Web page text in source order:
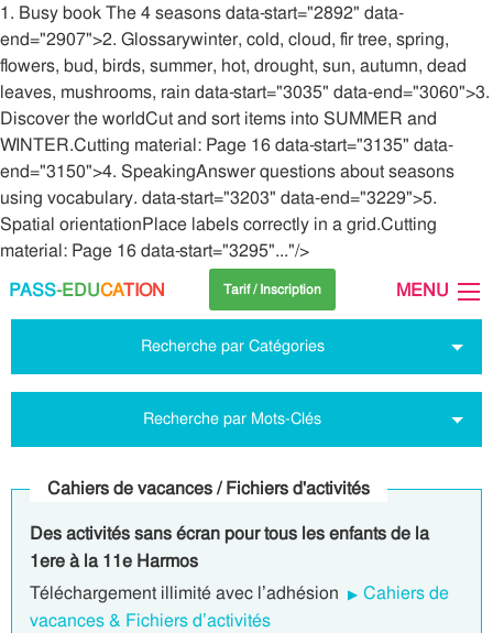
1. Busy book The 4 seasons data-start="2892" data-
end="2907">2. Glossarywinter, cold, cloud, fir tree, spring,
flowers, bud, birds, summer, hot, drought, sun, autumn, dead
leaves, mushrooms, rain data-start="3035" data-end="3060">3.
Discover the worldCut and sort items into SUMMER and
WINTER.Cutting material: Page 16 data-start="3135" data-
end="3150">4. SpeakingAnswer questions about seasons
using vocabulary. data-start="3203" data-end="3229">5.
Spatial orientationPlace labels correctly in a grid.Cutting
material: Page 16 data-start="3295"..."/>
PASS-EDUCATION Tarif / Inscription MENU
Recherche par Catégories
Recherche par Mots-Clés
Cahiers de vacances / Fichiers d'activités
Des activités sans écran pour tous les enfants de la
1ere à la 11e Harmos
Téléchargement illimité avec l’adhésion
Cahiers de
vacances & Fichiers d’activités